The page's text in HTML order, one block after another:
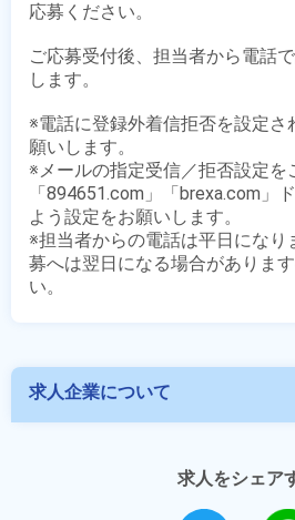
応募ください。
ご応募受付後、担当者から電話
します。
※電話に登録外着信拒否を設定さ
願いします。
※メールの指定受信／拒否設定を
「894651.com」「brexa.com」
よう設定をお願いします。
※担当者からの電話は平日になり
募へは翌日になる場合がありま
求人企業について
求人をシェア